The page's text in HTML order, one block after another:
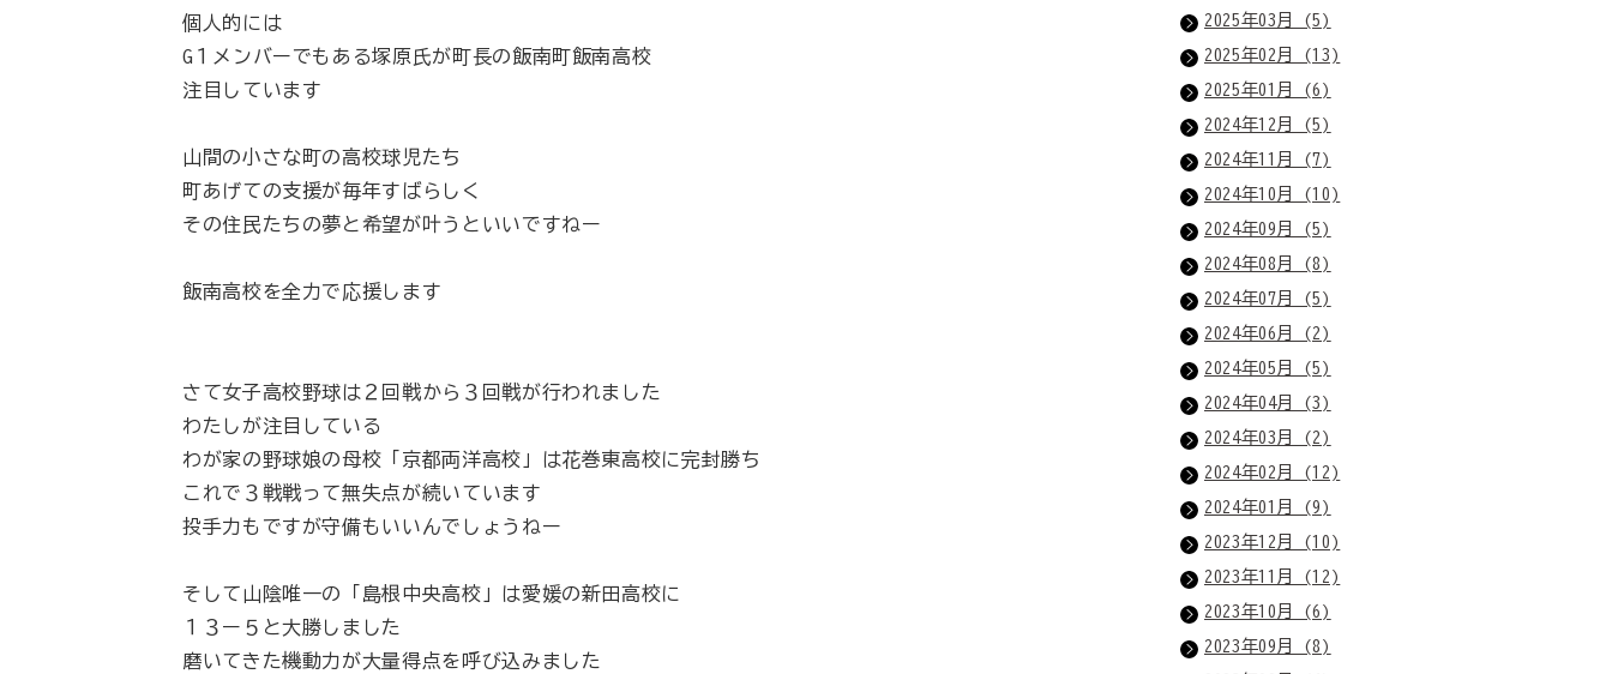
個人的には
G１メンバーでもある塚原氏が町長の飯南町飯南高校
注目しています
山間の小さな町の高校球児たち
町あげての支援が毎年すばらしく
その住民たちの夢と希望が叶うといいですねー
飯南高校を全力で応援します
さて女子高校野球は２回戦から３回戦が行われました
わたしが注目している
わが家の野球娘の母校「京都両洋高校」は花巻東高校に完封勝ち
これで３戦戦って無失点が続いています
投手力もですが守備もいいんでしょうねー
そして山陰唯一の「島根中央高校」は愛媛の新田高校に
１３ー５と大勝しました
磨いてきた機動力が大量得点を呼び込みました
2025年03月 (5)
2025年02月 (13)
2025年01月 (6)
2024年12月 (5)
2024年11月 (7)
2024年10月 (10)
2024年09月 (5)
2024年08月 (8)
2024年07月 (5)
2024年06月 (2)
2024年05月 (5)
2024年04月 (3)
2024年03月 (2)
2024年02月 (12)
2024年01月 (9)
2023年12月 (10)
2023年11月 (12)
2023年10月 (6)
2023年09月 (8)